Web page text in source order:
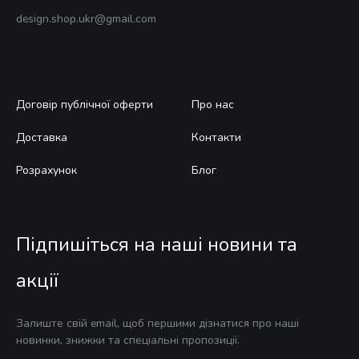
design.shop.ukr@gmail.com
Договір публічної оферти
Доставка
Розрахунок
Про нас
Контакти
Блог
Підпишіться на наші новини та
акції
Залиште свій email, щоб першими дізнатися про наші
новинки, знижки та спеціальні пропозиції.